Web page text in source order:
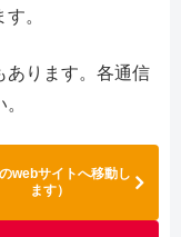
。
あります。各通信
のwebサイトへ移動し
ます）